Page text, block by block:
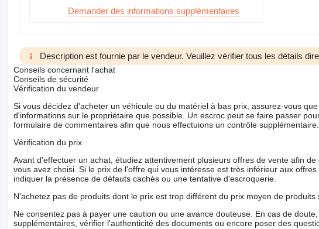
Demander des informations supplémentaires
Description est fournie par le vendeur. Veuillez vérifier tous les détails
Conseils concernant l'achat
Conseils de sécurité
Vérification du vendeur
Si vous décidez d'acheter un véhicule ou du matériel à bas prix, assurez-vous
d'informations sur le propriétaire que possible. Un escroc peut se faire passer
formulaire de commentaires afin que nous effectuions un contrôle supplémentaire.
Vérification du prix
Avant d'effectuer un achat, étudiez attentivement plusieurs offres de vente afin
vous avez choisi. Si le prix de l'offre qui vous intéresse est très inférieur aux
indiquer la présence de défauts cachés ou une tentative d'escroquerie.
N'achetez pas de produits dont le prix est trop différent du prix moyen de produits
Ne consentez pas à payer une caution ou une avance douteuse. En cas de
supplémentaires, vérifier l'authenticité des documents ou encore poser des